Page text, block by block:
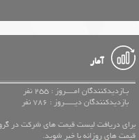
آمار
بـازدیدکنندگان امــــروز : 255 نفر
بازدیدکنندگان دیـــــروز : 786 نفر
برای دریافت لیست قیمت های شرکت در
قیمت های روزانه با خبر شوید.